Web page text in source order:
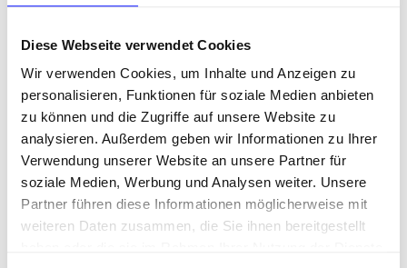
Diese Webseite verwendet Cookies
Wir verwenden Cookies, um Inhalte und Anzeigen zu
personalisieren, Funktionen für soziale Medien anbieten
zu können und die Zugriffe auf unsere Website zu
analysieren. Außerdem geben wir Informationen zu Ihrer
Verwendung unserer Website an unsere Partner für
soziale Medien, Werbung und Analysen weiter. Unsere
Partner führen diese Informationen möglicherweise mit
weiteren Daten zusammen, die Sie ihnen bereitgestellt
Leistungen:
Entwicklung des Design-Konzepts
Redaktion in Text und Bild
Publikation in deutscher und englischer Sprache